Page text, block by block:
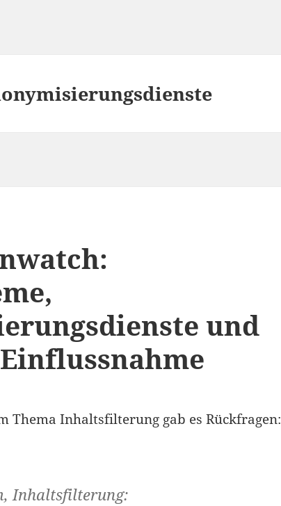
und
Thema Inhaltsfilterung gab es Rückfragen:
Inhaltsfilterung: